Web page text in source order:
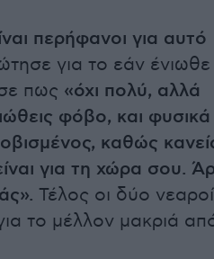
περήφανοι για αυτό
για το εάν ένιωθε
πως «όχι πολύ, αλλά
φόβο, και φυσικά
καθώς
για τη χώρα σου.
Τέλος οι δύο νεαροί
το μέλλον μακριά